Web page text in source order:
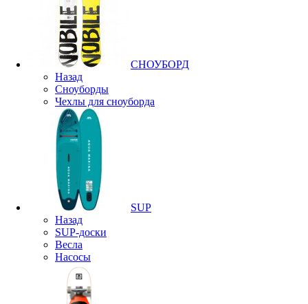
СНОУБОРД
Назад
Сноуборды
Чехлы для сноуборда
SUP
Назад
SUP-доски
Весла
Насосы